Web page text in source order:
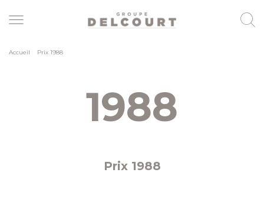
to
content
Accueil Prix 1988
1988
Prix 1988